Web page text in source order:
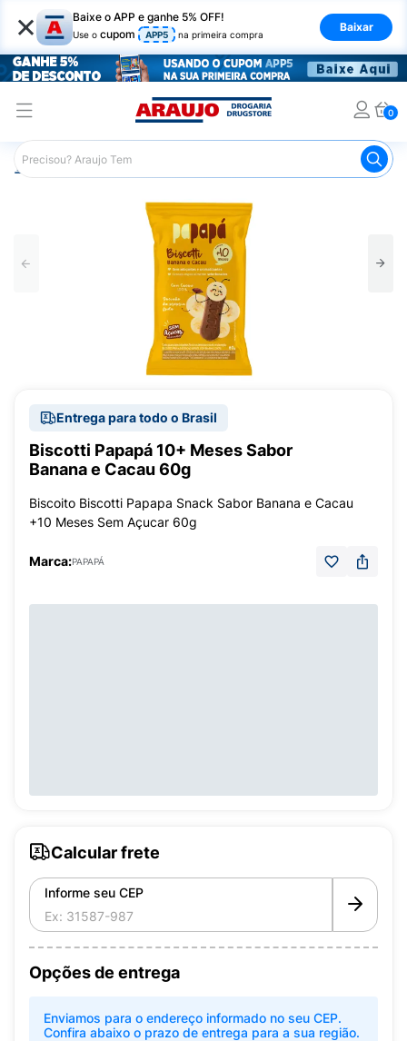
× Baixe o APP e ganhe 5% OFF!
Use o cupom APP5 na primeira compra
Baixar
0
Araujo Infantil Biscoito Infantil
Entrega para todo o Brasil
Biscotti Papapá 10+ Meses Sabor
Banana e Cacau 60g
Biscoito Biscotti Papapa Snack Sabor Banana e Cacau
+10 Meses Sem Açucar 60g
Marca:PAPAPÁ
Calcular frete
Informe seu CEP
Opções de entrega
Enviamos para o endereço informado no seu CEP.
Confira abaixo o prazo de entrega para a sua região.